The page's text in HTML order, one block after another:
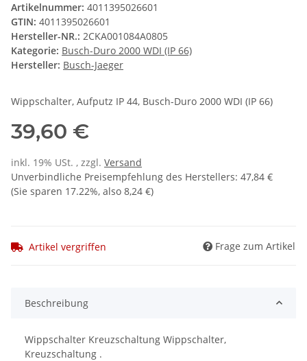
Artikelnummer: 4011395026601
GTIN: 4011395026601
Hersteller-NR.: 2CKA001084A0805
Kategorie: Busch-Duro 2000 WDI (IP 66)
Hersteller: Busch-Jaeger
Wippschalter, Aufputz IP 44, Busch-Duro 2000 WDI (IP 66)
39,60 €
inkl. 19% USt. , zzgl. Versand
Unverbindliche Preisempfehlung des Herstellers: 47,84 €
(Sie sparen 17.22%, also 8,24 €)
Artikel vergriffen Frage zum Artikel
Beschreibung
Wippschalter Kreuzschaltung Wippschalter,
Kreuzschaltung .